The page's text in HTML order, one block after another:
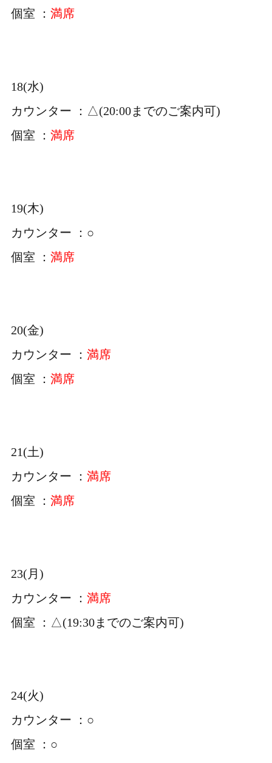
個室 ： 満席
18(水)
カウンター ：△(20:00までのご案内可)
個室 ： 満席
19(木)
カウンター ：○
個室 ： 満席
20(金)
カウンター ： 満席
個室 ： 満席
21(土)
カウンター ： 満席
個室 ： 満席
23(月)
カウンター ： 満席
個室 ：△(19:30までのご案内可)
24(火)
カウンター ：○
個室 ：○